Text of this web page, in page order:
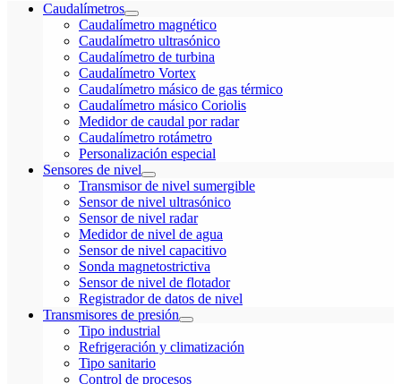
Caudalímetros
Caudalímetro magnético
Caudalímetro ultrasónico
Caudalímetro de turbina
Caudalímetro Vortex
Caudalímetro másico de gas térmico
Caudalímetro másico Coriolis
Medidor de caudal por radar
Caudalímetro rotámetro
Personalización especial
Sensores de nivel
Transmisor de nivel sumergible
Sensor de nivel ultrasónico
Sensor de nivel radar
Medidor de nivel de agua
Sensor de nivel capacitivo
Sonda magnetostrictiva
Sensor de nivel de flotador
Registrador de datos de nivel
Transmisores de presión
Tipo industrial
Refrigeración y climatización
Tipo sanitario
Control de procesos